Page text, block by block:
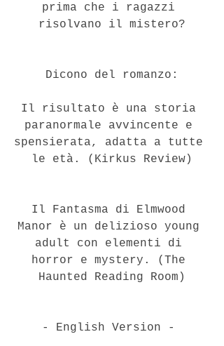
prima che i ragazzi
risolvano il mistero?
Dicono del romanzo:
Il risultato è una storia
paranormale avvincente e
spensierata, adatta a tutte
le età. (Kirkus Review)
Il Fantasma di Elmwood
Manor è un delizioso young
adult con elementi di
horror e mystery. (The
Haunted Reading Room)
- English Version -